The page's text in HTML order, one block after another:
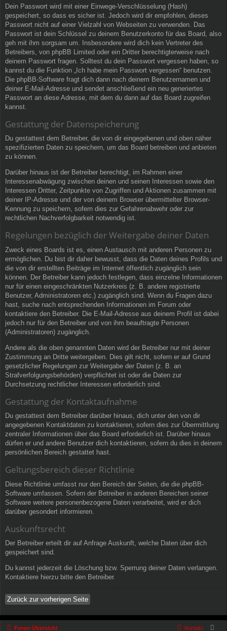
Dein Passwort wird mit einer Einwege-Verschlüsselung (Hash)
gespeichert, so dass es sicher ist. Jedoch wird dir empfohlen, dieses
Passwort nicht auf einer Vielzahl von Webseiten zu verwenden. Das
Passwort ist dein Schlüssel zu deinem Benutzerkonto für das Board, also
geh mit ihm sorgsam um. Insbesondere wird dich kein Vertreter des
Betreibers, von phpBB Limited oder ein Dritter berechtigterweise nach
deinem Passwort fragen. Solltest du dein Passwort vergessen haben, so
kannst du die Funktion „Ich habe mein Passwort vergessen“ benutzen.
Die phpBB-Software fragt dich dann nach deinem Benutzernamen und
deiner E-Mail-Adresse und sendet anschließend ein neu generiertes
Passwort an diese Adresse, mit dem du dann auf das Board zugreifen
kannst.
Gestattung der Datenspeicherung
Du gestattest dem Betreiber, die von dir eingegebenen und oben näher
spezifizierten Daten zu speichern, um das Board betreiben und anbieten
zu können.
Darüber hinaus ist der Betreiber berechtigt, im Rahmen einer
Interessenabwägung zwischen deinen und seinen Interessen sowie den
Interessen Dritter, Zeitpunkte von Zugriffen und Aktionen zusammen mit
deiner IP-Adresse und der von deinem Browser übermittelter Browser-
Kennung zu speichern, sofern dies zur Gefahrenabwehr oder zur
rechtlichen Nachverfolgbarkeit notwendig ist.
Regelungen bezüglich der Weitergabe deiner Daten
Zweck eines Boards ist es, einen Austausch mit anderen Personen zu
ermöglichen. Du bist dir daher bewusst, dass die Daten deines Profils und
die von dir erstellten Beiträge im Internet öffentlich zugänglich sein
können. Der Betreiber kann jedoch festlegen, dass einzelne Informationen
nur für einen eingeschränkten Nutzerkreis (z. B. andere registrierte
Benutzer, Administratoren etc.) zugänglich sind. Wenn du Fragen dazu
hast, suche nach entsprechenden Informationen im Forum oder
kontaktiere den Betreiber. Die E-Mail-Adresse aus deinem Profil ist dabei
jedoch nur für den Betreiber und von ihm beauftragte Personen
(Administratoren) zugänglich.
Andere als die oben genannten Daten wird der Betreiber nur mit deiner
Zustimmung an Dritte weitergeben. Dies gilt nicht, sofern er auf Grund
gesetzlicher Regelungen zur Weitergabe der Daten (z. B. an
Strafverfolgungsbehörden) verpflichtet ist oder die Daten zur
Durchsetzung rechtlicher Interessen erforderlich sind.
Gestattung der Kontaktaufnahme
Du gestattest dem Betreiber darüber hinaus, dich unter den von dir
angegebenen Kontaktdaten zu kontaktieren, sofern dies zur Übermittlung
zentraler Informationen über das Board erforderlich ist. Darüber hinaus
dürfen er und andere Benutzer dich kontaktieren, sofern du dies in deinem
persönlichen Bereich gestattet hast.
Geltungsbereich dieser Richtlinie
Diese Richtlinie umfasst nur den Bereich der Seiten, die die phpBB-
Software umfassen. Sofern der Betreiber in anderen Bereichen seiner
Software weitere personenbezogene Daten verarbeitet, wird er dich
darüber gesondert informieren.
Auskunftsrecht
Der Betreiber erteilt dir auf Anfrage Auskunft, welche Daten über dich
gespeichert sind.
Du kannst jederzeit die Löschung bzw. Sperrung deiner Daten verlangen.
Kontaktiere hierzu bitte den Betreiber.
Zurück zur vorherigen Seite
Foren-Übersicht Kontakt